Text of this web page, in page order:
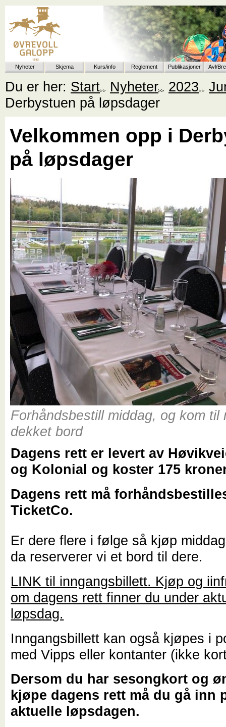
Nyheter Skjema Kurs/info Reglement Publikasjoner Avl/
Du er her: Start Nyheter 2023
Derbystuen på løpsdager
Velkommen opp i
på løpsdager
Forhåndsbestill middag, og kom til
dekket bord
Dagens rett er levert av
og Kolonial og koster 175
Dagens rett må
TicketCo.
Er dere flere i følge så kjøp
da reserverer vi et bord til dere.
LINK til inngangsbillett. Kjøp og
om dagens rett finner du under
løpsdag.
Inngangsbillett kan også kjøpes i
med Vipps eller kontanter (ikke
Dersom du har sesongkort og
kjøpe dagens rett må du gå inn
aktuelle løpsdagen.